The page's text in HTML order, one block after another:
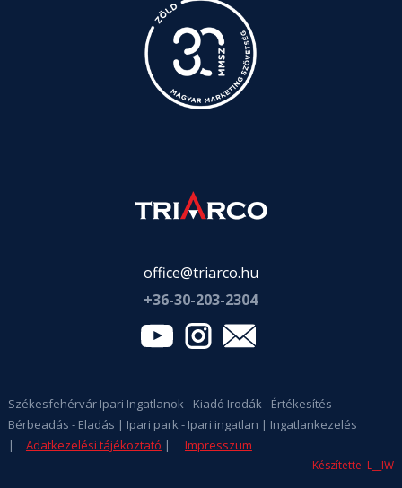
office@triarco.hu
+36-30-203-2304
Székesfehérvár Ipari Ingatlanok - Kiadó Irodák - Értékesítés -
Bérbeadás - Eladás | Ipari park - Ipari ingatlan | Ingatlankezelés
|
Adatkezelési tájékoztató | Impresszum
Készítette: L__IW